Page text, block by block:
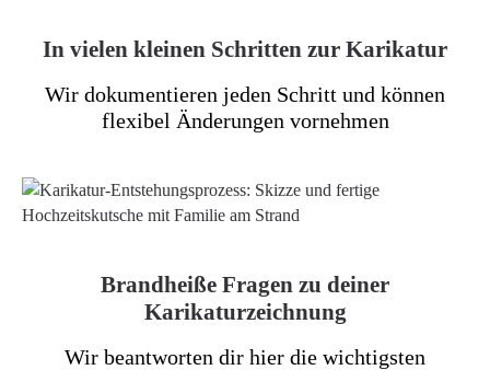
In vielen kleinen Schritten zur Karikatur
Wir dokumentieren jeden Schritt und können
flexibel Änderungen vornehmen
Brandheiße Fragen zu deiner
Karikaturzeichnung
Wir beantworten dir hier die wichtigsten